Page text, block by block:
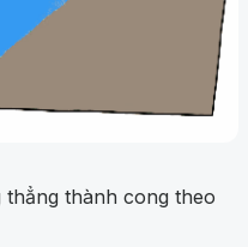
thẳng thành cong theo